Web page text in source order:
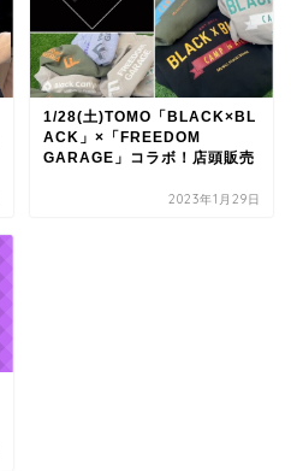
1/28(土)TOMO「BLACK×BL
ACK」×「FREEDOM
GARAGE」コラボ！店頭販売
2023年1月29日